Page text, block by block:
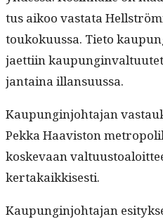
tus aikoo vas­ta­ta
toukoku­us­sa. Tieto
jaet­ti­in
jan­taina illansuussa.
Kaupung­in­jo­hta­jan
Pekka Haav­is­ton
koske­vaan
kertakaikkisesti.
Kaupung­in­jo­hta­jan